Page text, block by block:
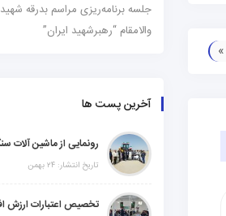
»
جلسه برنامه‌ریزی مراسم بدرقه شهید
والامقام “رهبرشهید ایران”
آخرین پست ها
تاریخ انتشار: ۲۴ بهمن